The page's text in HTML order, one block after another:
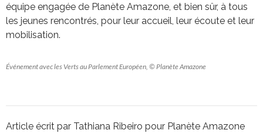
équipe engagée de Planète Amazone, et bien sûr, à tous
les jeunes rencontrés, pour leur accueil, leur écoute et leur
mobilisation.
Événement avec les Verts au Parlement Européen, © Planète Amazone
Article écrit par Tathiana Ribeiro pour Planète Amazone